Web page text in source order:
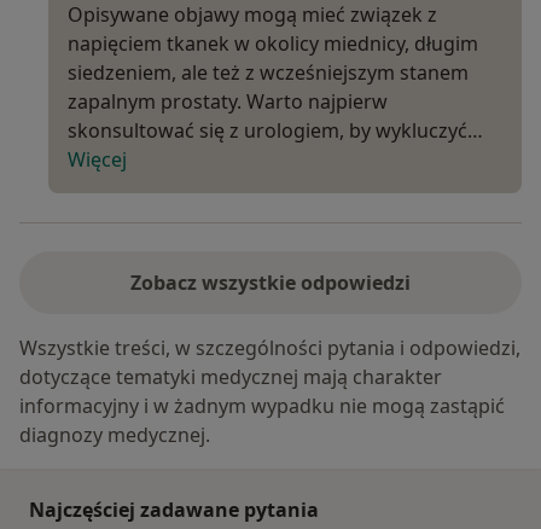
Opisywane objawy mogą mieć związek z
napięciem tkanek w okolicy miednicy, długim
siedzeniem, ale też z wcześniejszym stanem
zapalnym prostaty. Warto najpierw
skonsultować się z urologiem, by wykluczyć…
Więcej
Zobacz wszystkie odpowiedzi
Wszystkie treści, w szczególności pytania i odpowiedzi,
dotyczące tematyki medycznej mają charakter
informacyjny i w żadnym wypadku nie mogą zastąpić
diagnozy medycznej.
Najczęściej zadawane pytania